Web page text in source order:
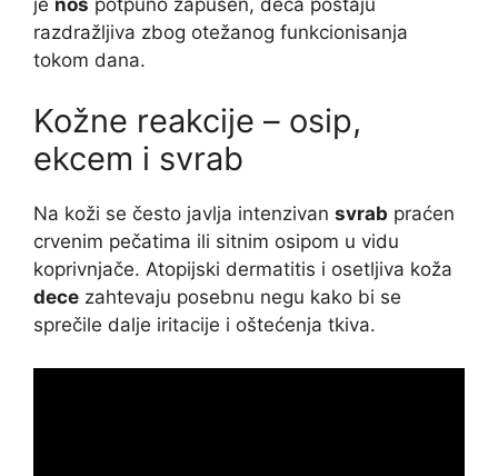
razdražljiva zbog otežanog funkcionisanja
tokom dana.
Kožne reakcije – osip,
ekcem i svrab
Na koži se često javlja intenzivan svrab praćen
crvenim pečatima ili sitnim osipom u vidu
koprivnjače. Atopijski dermatitis i osetljiva koža
dece zahtevaju posebnu negu kako bi se
sprečile dalje iritacije i oštećenja tkiva.